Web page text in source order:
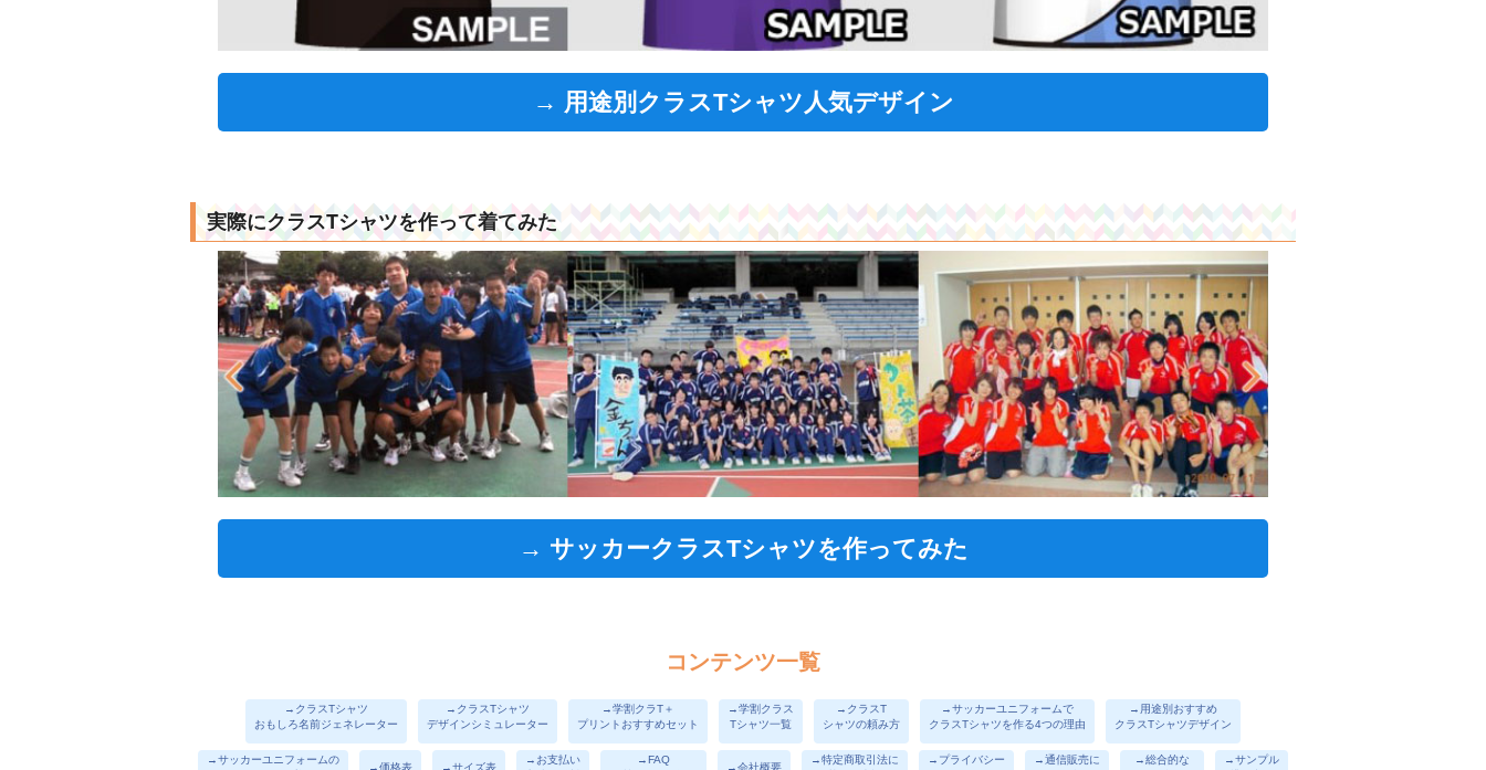
→ 用途別クラスTシャツ人気デザイン
実際にクラスTシャツを作って着てみた
→ サッカークラスTシャツを作ってみた
コンテンツ一覧
→クラスTシャツ
おもしろ名前ジェネレーター
→クラスTシャツ
デザインシミュレーター
→学割クラT＋
プリントおすすめセット
→学割クラス
Tシャツ一覧
→クラスT
シャツの頼み方
→サッカーユニフォームで
クラスTシャツを作る4つの理由
→用途別おすすめ
クラスTシャツデザイン
→サッカーユニフォームの
→お支払い
→FAQ
→特定商取引法に
→プライバシー
→通信販売に
→総合的な
→サンプル